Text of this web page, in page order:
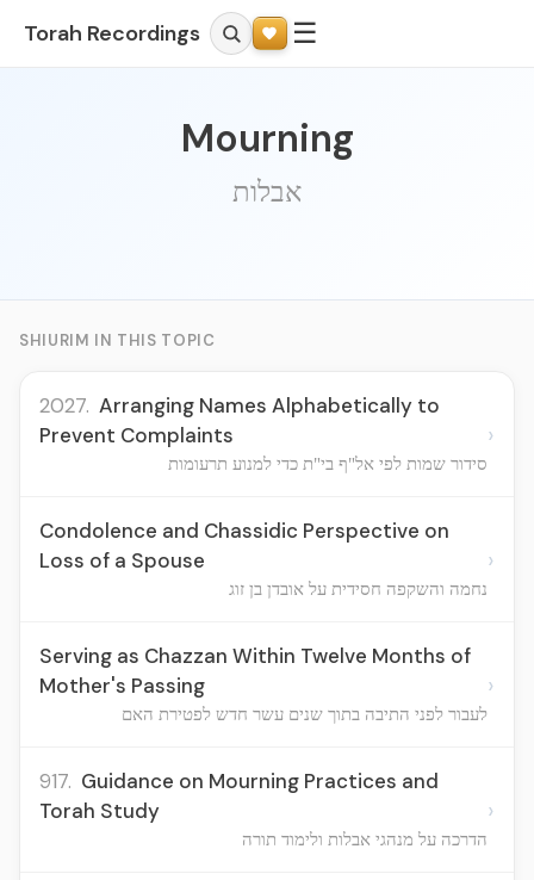
Torah Recordings ☰
Mourning
אבלות
SHIURIM IN THIS TOPIC
2027. Arranging Names Alphabetically to
Prevent Complaints
סידור שמות לפי אל"ף בי"ת כדי למנוע תרעומות
›
Condolence and Chassidic Perspective on
Loss of a Spouse
נחמה והשקפה חסידית על אובדן בן זוג
›
Serving as Chazzan Within Twelve Months of
Mother's Passing
לעבור לפני התיבה בתוך שנים עשר חדש לפטירת האם
›
917. Guidance on Mourning Practices and
Torah Study
הדרכה על מנהגי אבלות ולימוד תורה
›